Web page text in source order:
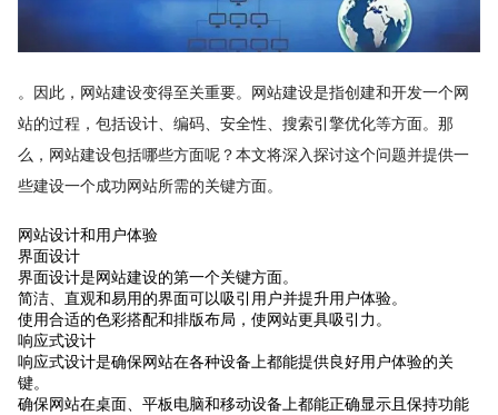
。因此，网站建设变得至关重要。网站建设是指创建和开发一个网
站的过程，包括设计、编码、安全性、搜索引擎优化等方面。那
么，网站建设包括哪些方面呢？本文将深入探讨这个问题并提供一
些建设一个成功网站所需的关键方面。
网站设计和用户体验
界面设计
界面设计是网站建设的第一个关键方面。
简洁、直观和易用的界面可以吸引用户并提升用户体验。
使用合适的色彩搭配和排版布局，使网站更具吸引力。
响应式设计
响应式设计是确保网站在各种设备上都能提供良好用户体验的关
键。
确保网站在桌面、平板电脑和移动设备上都能正确显示且保持功能